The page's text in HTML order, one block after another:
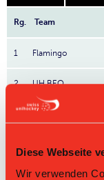
Diese Webseite
Wir verwenden
Rg. Team
1 Flamingo
2 UH BEO
Hornets
5 Bern Capitals Ost